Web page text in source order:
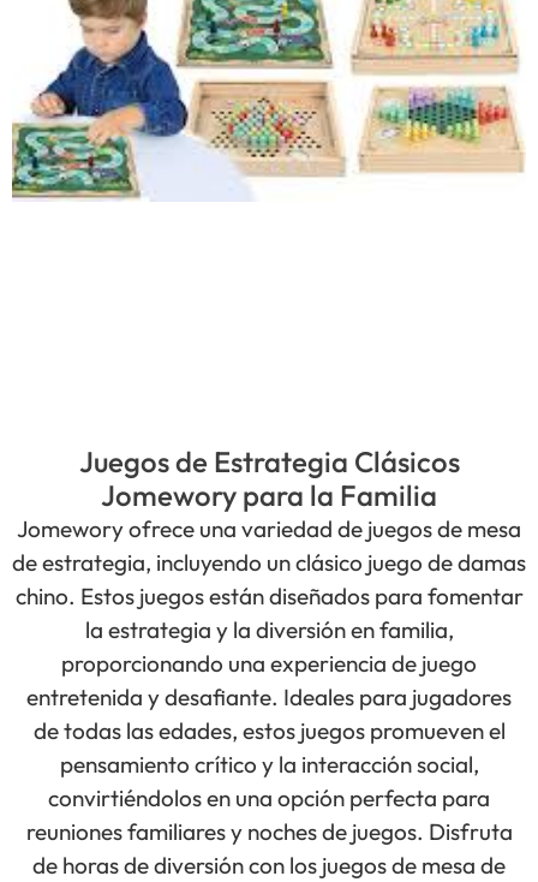
Juegos de Estrategia Clásicos
Jomewory para la Familia
Jomewory ofrece una variedad de juegos de mesa
de estrategia, incluyendo un clásico juego de damas
chino. Estos juegos están diseñados para fomentar
la estrategia y la diversión en familia,
proporcionando una experiencia de juego
entretenida y desafiante. Ideales para jugadores
de todas las edades, estos juegos promueven el
pensamiento crítico y la interacción social,
convirtiéndolos en una opción perfecta para
reuniones familiares y noches de juegos. Disfruta
de horas de diversión con los juegos de mesa de